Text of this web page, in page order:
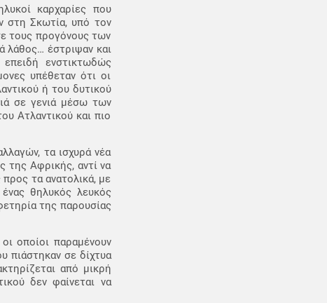
καρχαρίες που
στη Σκωτία, υπό τον
τους προγόνους των
λάθος… έστριψαν και
ενστικτωδώς
υπέθεταν ότι οι
ή του δυτικού
σε γενιά μέσω των
Ατλαντικού και πιο
τα ισχυρά νέα
της Αφρικής, αντί να
τα ανατολικά, με
θηλυκός λευκός
της παρουσίας
οποίοι παραμένουν
πιάστηκαν σε δίχτυα
από μικρή
δεν φαίνεται να